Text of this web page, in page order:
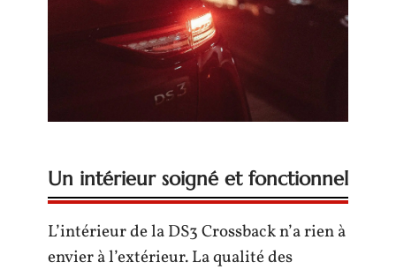
Un intérieur soigné et fonctionnel
L’intérieur de la DS3 Crossback n’a rien à
envier à l’extérieur. La qualité des